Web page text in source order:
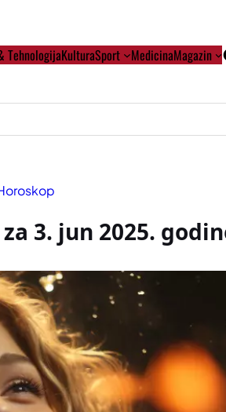
TehnologijaKulturaSport MedicinaMagazin
3. jun 2025.